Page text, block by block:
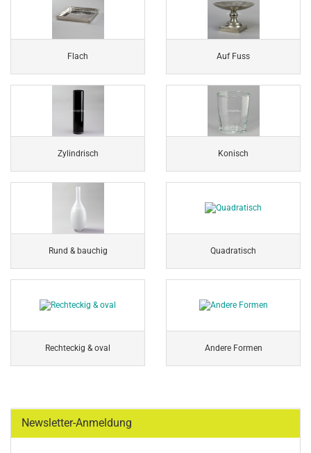
Flach Auf Fuss
Zylindrisch Konisch
Rund & bauchig Quadratisch
Rechteckig & oval Andere Formen
Newsletter-Anmeldung